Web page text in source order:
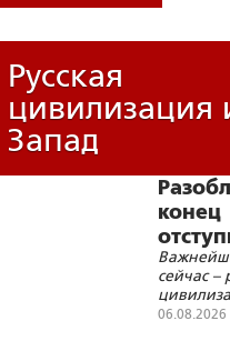
Русская
цивилизация
Запад
конец
сейчас –
06.08.2026